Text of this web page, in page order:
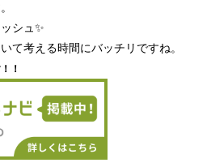
シュ✨
て考える時間にバッチリですね。
！